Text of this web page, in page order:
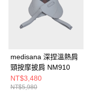
medisana 深捏溫熱肩
頸按摩披肩 NM910
NT$3,480
NT$5,980